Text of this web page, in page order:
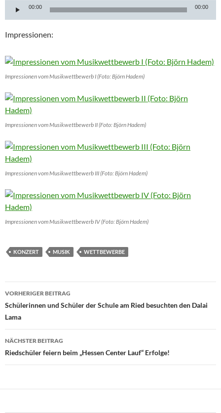
Audio-
00:00 00:00
Impressionen:
Impressionen vom Musikwettbewerb I (Foto: Björn Hadem)
Impressionen vom Musikwettbewerb II (Foto: Björn Hadem)
Impressionen vom Musikwettbewerb III (Foto: Björn Hadem)
Impressionen vom Musikwettbewerb IV (Foto: Björn Hadem)
KONZERT MUSIK WETTBEWERBE
Beitragsnavigation
VORHERIGER BEITRAG
Schülerinnen und Schüler der Schule am Ried besuchten den Dalai
Lama
NÄCHSTER BEITRAG
Riedschüler feiern beim „Hessen Center Lauf“ Erfolge!